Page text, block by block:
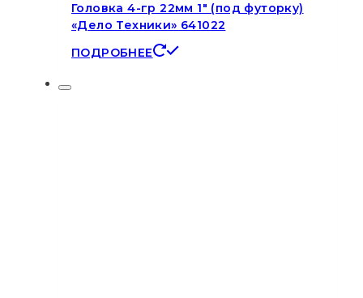
Головка 4-гр 22мм 1″ (под футорку)
«Дело Техники» 641022
ПОДРОБНЕЕ